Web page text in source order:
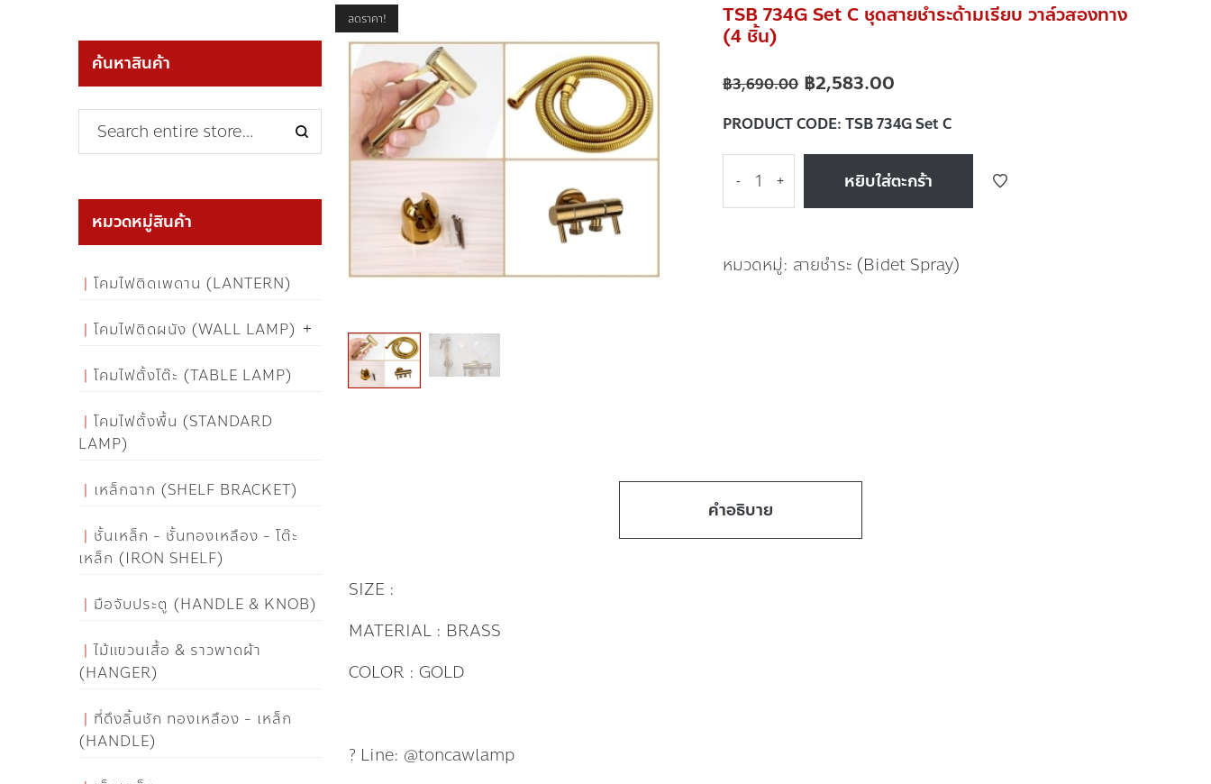
ลดราคา! TSB 734G Set C ชุดสายชำระด้ามเรียบ วาล์วสองทาง
(4 ชิ้น)
฿3,690.00 ฿2,583.00
PRODUCT CODE: TSB 734G Set C
- + หยิบใส่ตะกร้า
หมวดหมู่: สายชำระ (Bidet Spray)
คำอธิบาย
SIZE :
MATERIAL : BRASS
COLOR : GOLD
? Line: @toncawlamp
ค้นหาสินค้า
หมวดหมู่สินค้า
โคมไฟติดเพดาน (LANTERN)
โคมไฟติดผนัง (WALL LAMP)
โคมไฟตั้งโต๊ะ (TABLE LAMP)
โคมไฟตั้งพื้น (STANDARD
LAMP)
เหล็กฉาก (SHELF BRACKET)
ชั้นเหล็ก - ชั้นทองเหลือง - โต๊ะ
เหล็ก (IRON SHELF)
มือจับประตู (HANDLE & KNOB)
ไม้แขวนเสื้อ & ราวพาดผ้า
(HANGER)
ที่ดึงลิ้นชัก ทองเหลือง - เหล็ก
(HANDLE)